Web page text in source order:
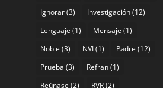
Ignorar(3) Investigación(12)
Lenguaje (1) Mensaje (1)
Noble (3) NVI(1) Padre (12)
Prueba (3) Refran(1)
Reúnase (2) RVR(2)